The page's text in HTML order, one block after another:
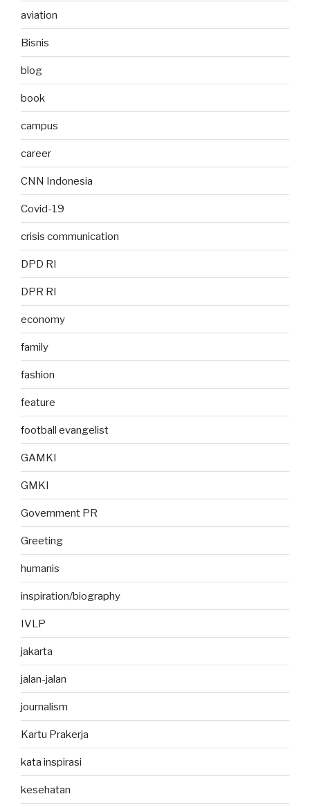
aviation
Bisnis
blog
book
campus
career
CNN Indonesia
Covid-19
crisis communication
DPD RI
DPR RI
economy
family
fashion
feature
football evangelist
GAMKI
GMKI
Government PR
Greeting
humanis
inspiration/biography
IVLP
jakarta
jalan-jalan
journalism
Kartu Prakerja
kata inspirasi
kesehatan